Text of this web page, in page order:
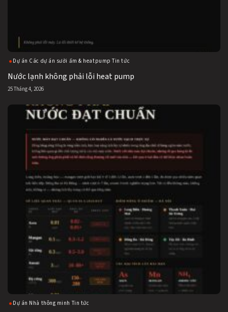
Dự án Các dự án sưởi ấm & heatpump Tin tức
Nước lạnh không phải lỗi heat pump
25 Tháng 4, 2026
Dự án Nhà thông minh Tin tức